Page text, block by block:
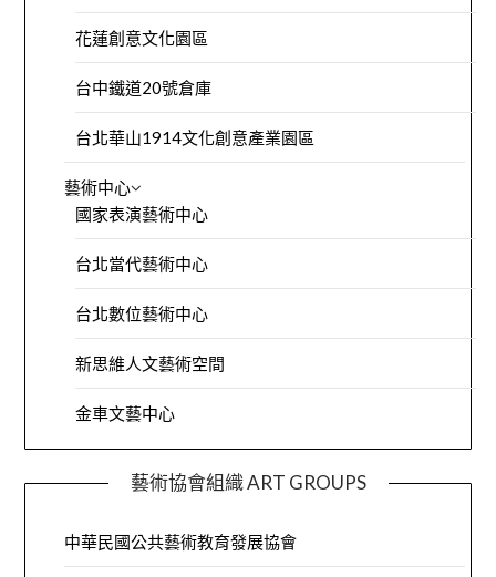
花蓮創意文化園區
台中鐵道20號倉庫
台北華山1914文化創意產業園區
藝術中心
國家表演藝術中心
台北當代藝術中心
台北數位藝術中心
新思維人文藝術空間
金車文藝中心
藝術協會組織 ART GROUPS
中華民國公共藝術教育發展協會